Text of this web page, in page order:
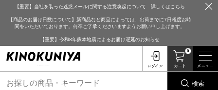
【重要】当社を装った迷惑メールに関する注意喚起について 詳しくはこちら
【商品のお届け日数について】新商品など商品によっては、出荷までに7日程度お時
間をいただいております。何卒ご了承くださいますようお願い申し上げます。
【重要】令和8年熊本地震によるお届け遅延のお知らせ
0
検索